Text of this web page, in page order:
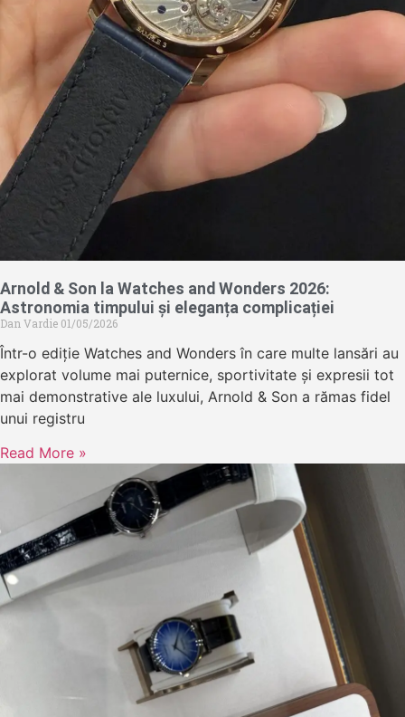
Arnold & Son la Watches and Wonders 2026:
Astronomia timpului și eleganța complicației
Dan Vardie 01/05/2026
Într-o ediție Watches and Wonders în care multe lansări au
explorat volume mai puternice, sportivitate și expresii tot
mai demonstrative ale luxului, Arnold & Son a rămas fidel
unui registru
Read More »